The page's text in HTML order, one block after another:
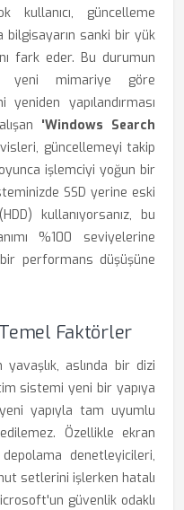
kullanıcı, güncelleme
sanki bir yük
fark eder. Bu durumun
yeni mimariye göre
yapılandırması
'Windows Search
güncellemeyi takip
işlemciyi yoğun bir
SSD yerine eski
kullanıyorsanız, bu
%100 seviyelerine
performans düşüşüne
Faktörler
yavaşlık, aslında bir dizi
sistemi yeni bir yapıya
yapıyla tam uyumlu
Özellikle ekran
denetleyicileri,
setlerini işlerken hatalı
güvenlik odaklı